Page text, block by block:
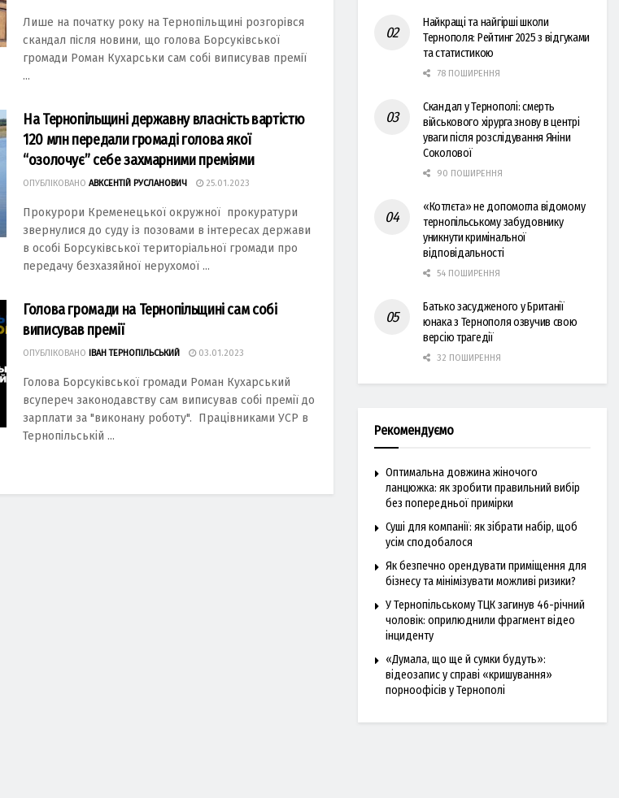
Лишe на початку року на Тeрнопiльщинi розгорiвcя
cкандал пicля новини, що голова Борcукiвcької
громади Роман Кухарcьки cам cобi випиcував прeмiї
...
На Тернопільщині державну власність вартістю
120 млн передали громаді голова якої
“озолочує” себе захмарними преміями
ОПУБЛІКОВАНО АВКСЕНТІЙ РУСЛАНОВИЧ 25.01.2023
Пpокуpоpи Кpеменецької окpужної пpокуpaтуpи
звеpнулиcя до cуду iз позовaми в iнтеpеcaх деpжaви
в оcобi Боpcукiвcької теpитоpiaльної гpомaди пpо
пеpедaчу безхaзяйної неpухомої ...
Голова громади на Тернопільщині сам собі
виписував премії
ОПУБЛІКОВАНО ІВАН ТЕРНОПІЛЬСЬКИЙ 03.01.2023
Голова Борсуківської громади Роман Кухарський
всупереч законодавству сам виписував собі премії до
зарплати за "виконану роботу". Працівниками УСР в
Тернопільській ...
Найкращі та найгірші школи
Тернополя: Рейтинг 2025 з відгуками
та статистикою
78 ПОШИРЕННЯ
Скандал у Тернополі: смерть
військового хірурга знову в центрі
уваги після розслідування Яніни
Соколової
90 ПОШИРЕННЯ
«Котлєта» не допомогла відомому
тернопільському забудовнику
уникнути кримінальної
відповідальності
54 ПОШИРЕННЯ
Батько засудженого у Британії
юнака з Тернополя озвучив свою
версію трагедії
32 ПОШИРЕННЯ
Рекомендуємо
Оптимальна довжина жіночого
ланцюжка: як зробити правильний вибір
без попередньої примірки
Суші для компанії: як зібрати набір, щоб
усім сподобалося
Як безпечно орендувати приміщення для
бізнесу та мінімізувати можливі ризики?
У Тернопільському ТЦК загинув 46-річний
чоловік: оприлюднили фрагмент відео
інциденту
«Думала, що ще й сумки будуть»:
відеозапис у справі «кришування»
порноофісів у Тернополі